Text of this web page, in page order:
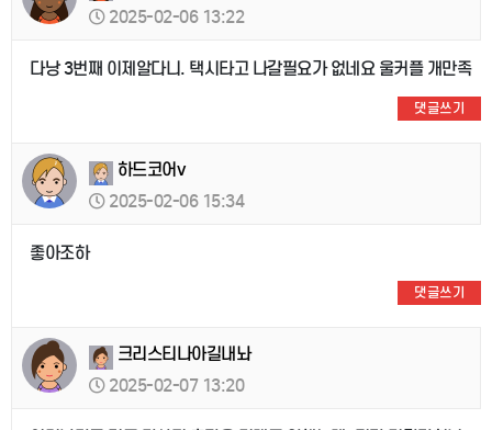
2025-02-06 13:22
다낭 3번째 이제알다니. 택시타고 나갈필요가 없네요 울커플 개만족
댓글쓰기
하드코어v
2025-02-06 15:34
좋아조하
댓글쓰기
크리스티나아길내놔
2025-02-07 13:20